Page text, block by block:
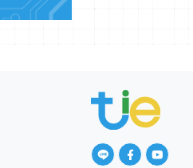
另開新視窗前往
另開新視
另開